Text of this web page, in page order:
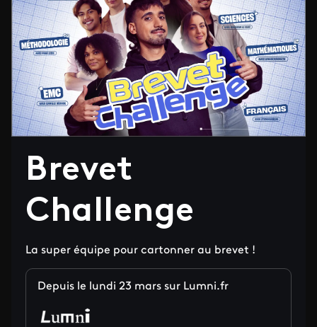
Brevet
Challenge
La super équipe pour cartonner au brevet !
Depuis le lundi 23 mars sur Lumni.fr